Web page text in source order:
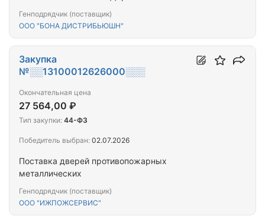
Генподрядчик (поставщик)
ООО "БОНА ДИСТРИБЬЮШН"
Поставка дверей противопожарных
металлических
Генподрядчик (поставщик)
ООО "ИЖПОЖСЕРВИС"
Закупка
№░░13100012626000░░░
Окончательная цена
27 564,00 ₽
Тип закупки: 44-ФЗ
Победитель выбран: 02.07.2026